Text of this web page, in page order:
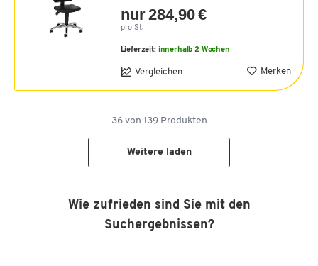
nur 284,90 €
pro St.
Lieferzeit: innerhalb 2 Wochen
Vergleichen Merken
36von 139Produkten
Weitere laden
Wie zufrieden sind Sie mit den
Suchergebnissen?